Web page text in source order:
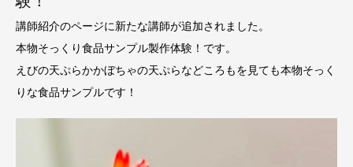
講師紹介のページに新たな講師が追加されました。
本物そっくり食品サンプル製作体験！です。
えびの天ぷらかかぼちゃの天ぷらなどころもを見ても本物そっく
りな食品サンプルです！